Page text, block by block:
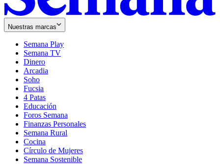
Nuestras marcas
Semana Play
Semana TV
Dinero
Arcadia
Soho
in
new
window
Fucsia
in
new
window
4 Patas
Educación
Foros Semana
Finanzas Personales
Semana Rural
Cocina
Círculo de Mujeres
Semana Sostenible